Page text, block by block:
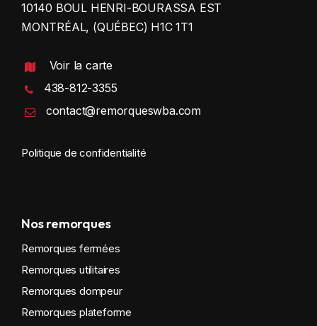
10140 BOUL HENRI-BOURASSA EST
MONTRÉAL, (QUÉBEC) H1C 1T1
Voir la carte
438-812-3355
contact@remorqueswba.com
Politique de confidentialité
Nos remorques
Remorques fermées
Remorques utilitaires
Remorques dompeur
Remorques plateforme